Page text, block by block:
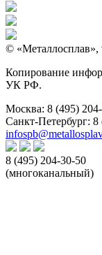
© «Металлосплав»,
Копирование
УК РФ.
Москва: 8 (495)
Санкт-Петербург: 8
8 (495) 204-30-50
(многоканальный)